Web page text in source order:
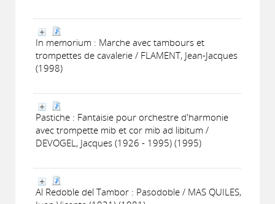
In memorium : Marche avec tambours et
trompettes de cavalerie / FLAMENT, Jean-Jacques
(1998)
Pastiche : Fantaisie pour orchestre d'harmonie
avec trompette mib et cor mib ad libitum /
DEVOGEL, Jacques (1926 - 1995) (1995)
Al Redoble del Tambor : Pasodoble / MAS QUILES,